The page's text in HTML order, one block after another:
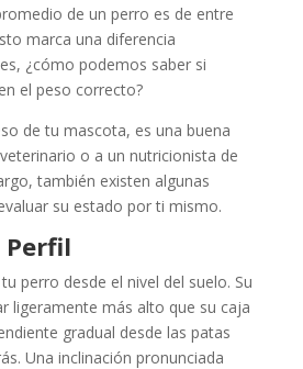
de un perro es de entre
marca una diferencia
¿cómo podemos saber si
el peso correcto?
de tu mascota, es una buena
o a un nutricionista de
también existen algunas
su estado por ti mismo.
Perfil
perro desde el nivel del suelo. Su
ligeramente más alto que su caja
gradual desde las patas
Una inclinación pronunciada